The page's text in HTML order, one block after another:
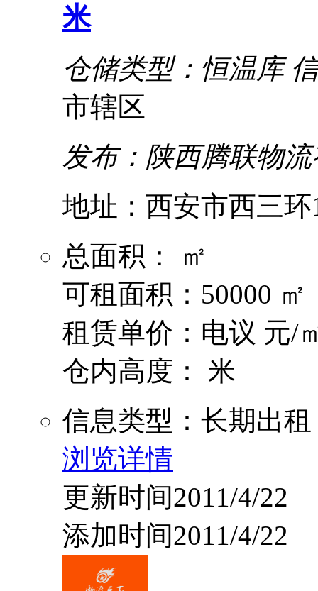
米
仓储类型：恒温库
市辖区
发布：陕西腾联物
地址：西安市西三环
总面积： ㎡
可租面积：50000 ㎡
租赁单价：电议 元/
仓内高度： 米
信息类型：长期出租
浏览详情
更新时间2011/4/22
添加时间2011/4/22